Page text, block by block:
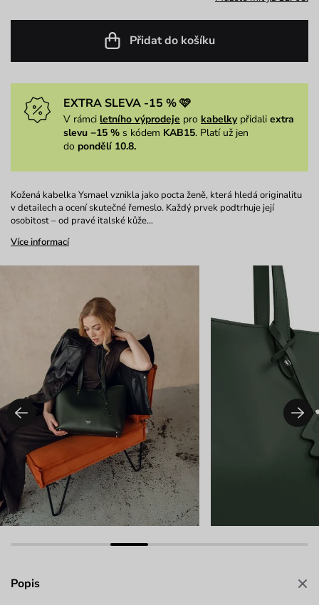
Přidat do košíku
EXTRA SLEVA -15 % 🩷
V rámci letního výprodeje pro kabelkypřidali extra
slevu −15 % s kódem KAB15. Platí už jen
do pondělí 10.8.
Kožená kabelka Ysmael vznikla jako pocta ženě, která hledá originalitu
v detailech a ocení skutečné řemeslo. Každý prvek podtrhuje její
osobitost – od pravé italské kůže…
Více informací
Popis